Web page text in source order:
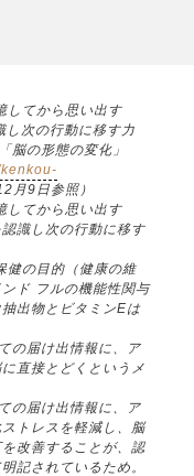
してから思い出す
し次の行動に移す力
脳の形態の変化」
月9日参照）
してから思い出す
識し次の行動に移す
健の目的（健康の維
ド フルの機能性関与
出物とビタミンEは
の届け出情報に、ア
直接とどくというメ
の届け出情報に、ア
トレスを軽減し、脳
改善することが、認
記されているため。